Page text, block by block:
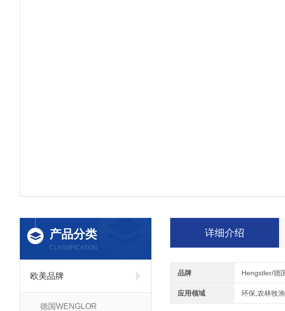
产品分类
CLASSIFICATION
欧美品牌
德国WENGLOR
详细介绍
品牌 Hengstler/德
应用领域 环保,农林牧